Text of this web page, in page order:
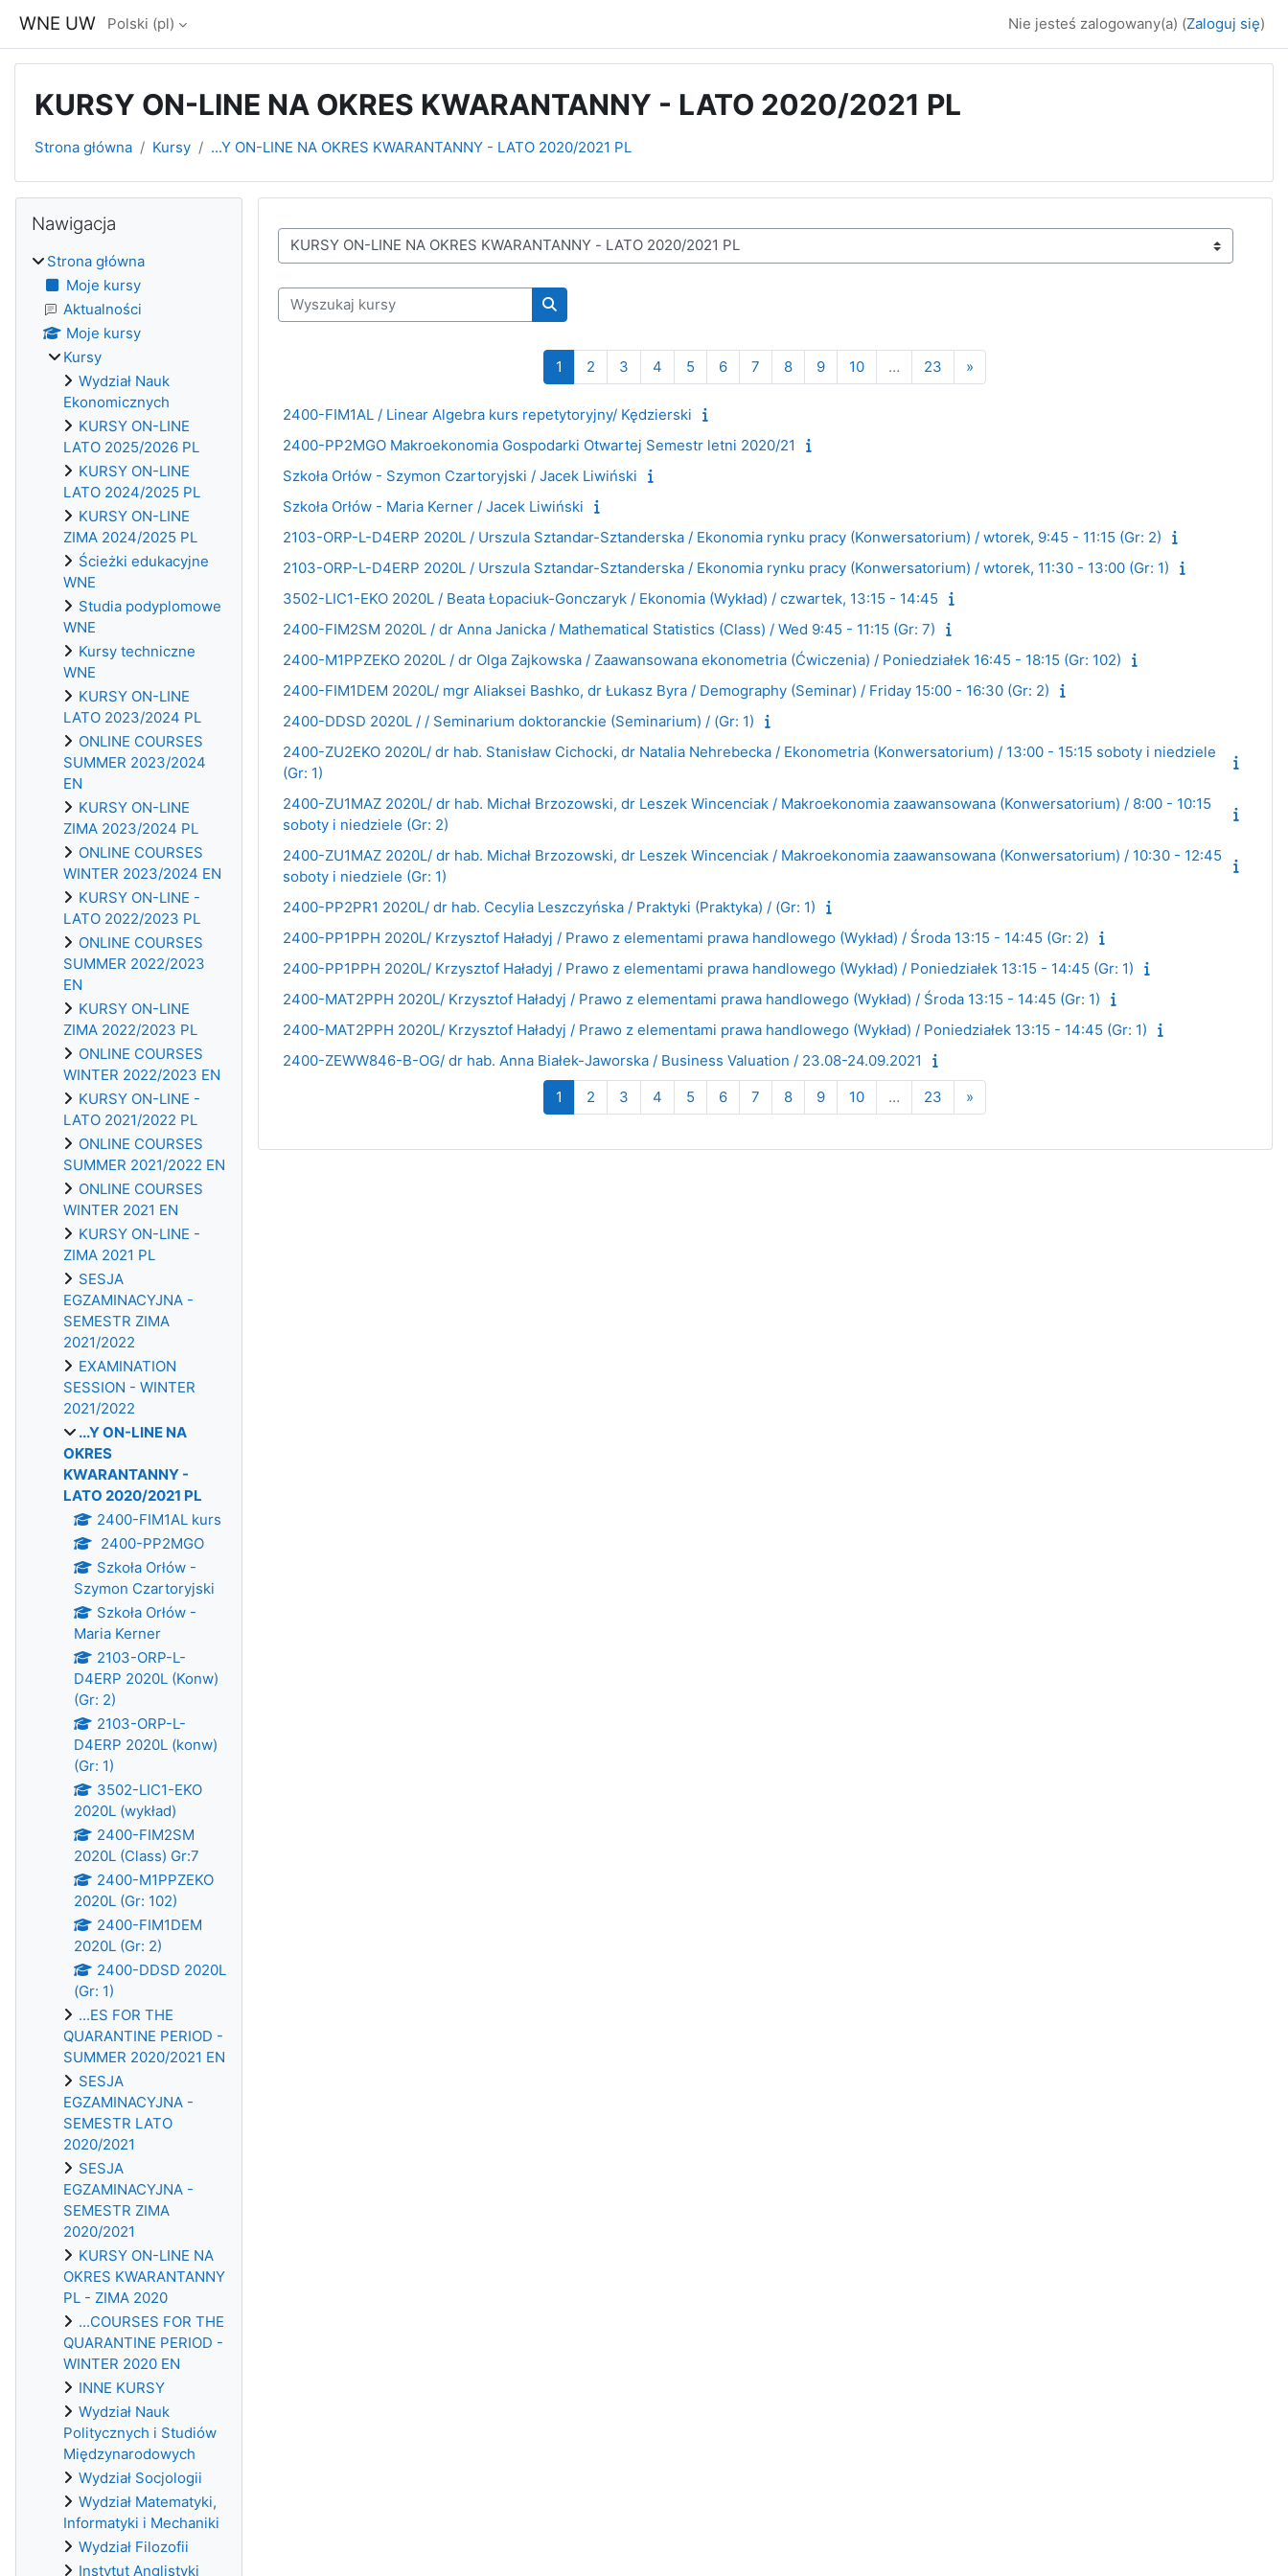
WNE UW Polski ‎(pl)‎ Nie jesteś zalogowany(a) (Zaloguj się)
KURSY ON-LINE NA OKRES KWARANTANNY - LATO 2020/2021 PL
Strona główna Kursy ...Y ON-LINE NA OKRES KWARANTANNY - LATO 2020/2021 PL
Kategorie kursów
Wyszukaj kursy
Wyszukaj kursy
1 Strona 1
2 Strona 2
3 Strona 3
4 Strona 4
5 Strona 5
6Strona 6
7 Strona 7
8Strona 8
9Strona 9
10Strona 10
… 23 Strona 23
»
2400-FIM1AL / Linear Algebra kurs repetytoryjny/ Kędzierski
2400-PP2MGO Makroekonomia Gospodarki Otwartej Semestr letni 2020/21
Szkoła Orłów - Szymon Czartoryjski / Jacek Liwiński
Szkoła Orłów - Maria Kerner / Jacek Liwiński
2103-ORP-L-D4ERP 2020L / Urszula Sztandar-Sztanderska / Ekonomia rynku pracy (Konwersatorium) / wtorek, 9:45 - 11:15 (Gr: 2)
2103-ORP-L-D4ERP 2020L / Urszula Sztandar-Sztanderska / Ekonomia rynku pracy (Konwersatorium) / wtorek, 11:30 - 13:00 (Gr: 1)
3502-LIC1-EKO 2020L / Beata Łopaciuk-Gonczaryk / Ekonomia (Wykład) / czwartek, 13:15 - 14:45
2400-FIM2SM 2020L / dr Anna Janicka / Mathematical Statistics (Class) / Wed 9:45 - 11:15 (Gr: 7)
2400-M1PPZEKO 2020L / dr Olga Zajkowska / Zaawansowana ekonometria (Ćwiczenia) / Poniedziałek 16:45 - 18:15 (Gr: 102)
2400-FIM1DEM 2020L/ mgr Aliaksei Bashko, dr Łukasz Byra / Demography (Seminar) / Friday 15:00 - 16:30 (Gr: 2)
2400-DDSD 2020L / / Seminarium doktoranckie (Seminarium) / (Gr: 1)
2400-ZU2EKO 2020L/ dr hab. Stanisław Cichocki, dr Natalia Nehrebecka / Ekonometria (Konwersatorium) / 13:00 - 15:15 soboty i niedziele
(Gr: 1)
2400-ZU1MAZ 2020L/ dr hab. Michał Brzozowski, dr Leszek Wincenciak / Makroekonomia zaawansowana (Konwersatorium) / 8:00 - 10:15
soboty i niedziele (Gr: 2)
2400-ZU1MAZ 2020L/ dr hab. Michał Brzozowski, dr Leszek Wincenciak / Makroekonomia zaawansowana (Konwersatorium) / 10:30 - 12:45
soboty i niedziele (Gr: 1)
2400-PP2PR1 2020L/ dr hab. Cecylia Leszczyńska / Praktyki (Praktyka) / (Gr: 1)
2400-PP1PPH 2020L/ Krzysztof Haładyj / Prawo z elementami prawa handlowego (Wykład) / Środa 13:15 - 14:45 (Gr: 2)
2400-PP1PPH 2020L/ Krzysztof Haładyj / Prawo z elementami prawa handlowego (Wykład) / Poniedziałek 13:15 - 14:45 (Gr: 1)
2400-MAT2PPH 2020L/ Krzysztof Haładyj / Prawo z elementami prawa handlowego (Wykład) / Środa 13:15 - 14:45 (Gr: 1)
2400-MAT2PPH 2020L/ Krzysztof Haładyj / Prawo z elementami prawa handlowego (Wykład) / Poniedziałek 13:15 - 14:45 (Gr: 1)
2400-ZEWW846-B-OG/ dr hab. Anna Białek-Jaworska / Business Valuation / 23.08-24.09.2021
1 Strona 1
2 Strona 2
3 Strona 3
4 Strona 4
5 Strona 5
6Strona 6
7 Strona 7
8Strona 8
9Strona 9
10Strona 10
… 23 Strona 23
»
Bloki
Nawigacja
Strona główna
Moje kursy
Aktualności
Moje kursy
Kursy
Wydział Nauk
Ekonomicznych
KURSY ON-LINE
LATO 2025/2026 PL
KURSY ON-LINE
LATO 2024/2025 PL
KURSY ON-LINE
ZIMA 2024/2025 PL
Ścieżki edukacyjne
WNE
Studia podyplomowe
WNE
Kursy techniczne
WNE
KURSY ON-LINE
LATO 2023/2024 PL
ONLINE COURSES
SUMMER 2023/2024
EN
KURSY ON-LINE
ZIMA 2023/2024 PL
ONLINE COURSES
WINTER 2023/2024 EN
KURSY ON-LINE -
LATO 2022/2023 PL
ONLINE COURSES
SUMMER 2022/2023
EN
KURSY ON-LINE
ZIMA 2022/2023 PL
ONLINE COURSES
WINTER 2022/2023 EN
KURSY ON-LINE -
LATO 2021/2022 PL
ONLINE COURSES
SUMMER 2021/2022 EN
ONLINE COURSES
WINTER 2021 EN
KURSY ON-LINE -
ZIMA 2021 PL
SESJA
EGZAMINACYJNA -
SEMESTR ZIMA
2021/2022
EXAMINATION
SESSION - WINTER
2021/2022
...Y ON-LINE NA
OKRES
KWARANTANNY -
LATO 2020/2021 PL
2400-FIM1AL kurs
2400-PP2MGO
Szkoła Orłów -
Szymon Czartoryjski
Szkoła Orłów -
Maria Kerner
2103-ORP-L-
D4ERP 2020L (Konw)
(Gr: 2)
2103-ORP-L-
D4ERP 2020L (konw)
(Gr: 1)
3502-LIC1-EKO
2020L (wykład)
2400-FIM2SM
2020L (Class) Gr:7
2400-M1PPZEKO
2020L (Gr: 102)
2400-FIM1DEM
2020L (Gr: 2)
2400-DDSD 2020L
(Gr: 1)
...ES FOR THE
QUARANTINE PERIOD -
SUMMER 2020/2021 EN
SESJA
EGZAMINACYJNA -
SEMESTR LATO
2020/2021
SESJA
EGZAMINACYJNA -
SEMESTR ZIMA
2020/2021
KURSY ON-LINE NA
OKRES KWARANTANNY
PL - ZIMA 2020
...COURSES FOR THE
QUARANTINE PERIOD -
WINTER 2020 EN
INNE KURSY
Wydział Nauk
Politycznych i Studiów
Międzynarodowych
Wydział Socjologii
Wydział Matematyki,
Informatyki i Mechaniki
Wydział Filozofii
Instytut Anglistyki